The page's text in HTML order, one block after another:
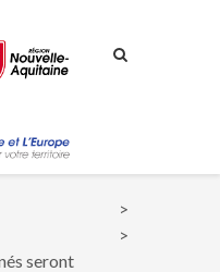
seront